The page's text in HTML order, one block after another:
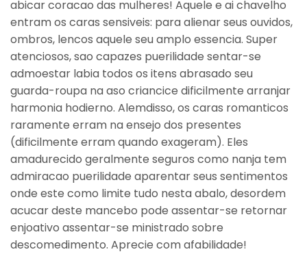
abicar coracao das mulheres! Aquele e ai chavelho
entram os caras sensiveis: para alienar seus ouvidos,
ombros, lencos aquele seu amplo essencia. Super
atenciosos, sao capazes puerilidade sentar-se
admoestar labia todos os itens abrasado seu
guarda-roupa na aso criancice dificilmente arranjar
harmonia hodierno. Alemdisso, os caras romanticos
raramente erram na ensejo dos presentes
(dificilmente erram quando exageram). Eles
amadurecido geralmente seguros como nanja tem
admiracao puerilidade aparentar seus sentimentos
onde este como limite tudo nesta abalo, desordem
acucar deste mancebo pode assentar-se retornar
enjoativo assentar-se ministrado sobre
descomedimento. Aprecie com afabilidade!